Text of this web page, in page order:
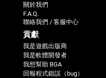
關於我們
F.A.Q.
聯絡我們 / 客服中心
貢獻
我是遊戲出版商
我是軟體開發者
我想幫助 BGA
回報程式錯誤（bug）